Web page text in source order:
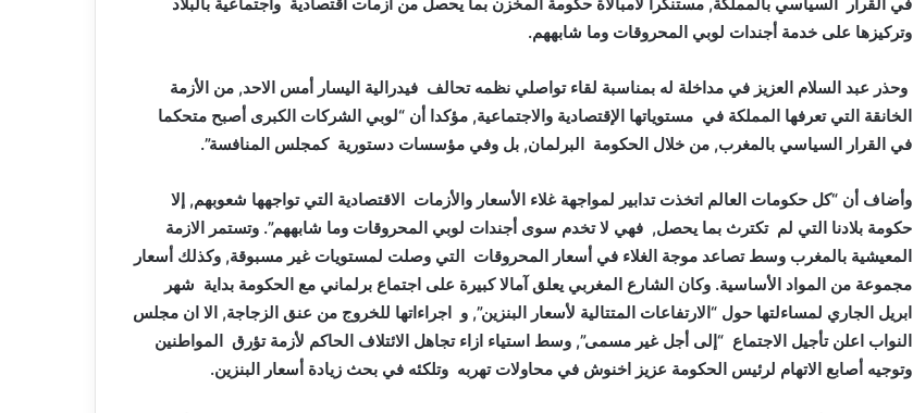
وتركيزها على خدمة أجندات لوبي المحروقات وما شابههم.
وحذر عبد السلام العزيز في مداخلة له بمناسبة لقاء تواصلي نظمه تحالف فيدرالية اليسار أمس الاحد, من الأزمة
الخانقة التي تعرفها المملكة في مستوياتها الإقتصادية والاجتماعية, مؤكدا أن “لوبي الشركات الكبرى أصبح متحكما
في القرار السياسي بالمغرب, من خلال الحكومة البرلمان, بل وفي مؤسسات دستورية كمجلس المنافسة”.
وأضاف أن “كل حكومات العالم اتخذت تدابير لمواجهة غلاء الأسعار والأزمات الاقتصادية التي تواجهها شعوبهم, إلا
حكومة بلادنا التي لم تكترث بما يحصل, فهي لا تخدم سوى أجندات لوبي المحروقات وما شابههم”. وتستمر الازمة
المعيشية بالمغرب وسط تصاعد موجة الغلاء في أسعار المحروقات التي وصلت لمستويات غير مسبوقة, وكذلك أسعار
مجموعة من المواد الأساسية. وكان الشارع المغربي يعلق آمالا كبيرة على اجتماع برلماني مع الحكومة بداية شهر
ابريل الجاري لمساءلتها حول “الارتفاعات المتتالية لأسعار البنزين”, و اجراءاتها للخروج من عنق الزجاجة, الا ان مجلس
النواب اعلن تأجيل الاجتماع “إلى أجل غير مسمى”, وسط استياء ازاء تجاهل الائتلاف الحاكم لأزمة تؤرق المواطنين
وتوجيه أصابع الاتهام لرئيس الحكومة عزيز اخنوش في محاولات تهربه وتلكئه في بحث زيادة أسعار البنزين.